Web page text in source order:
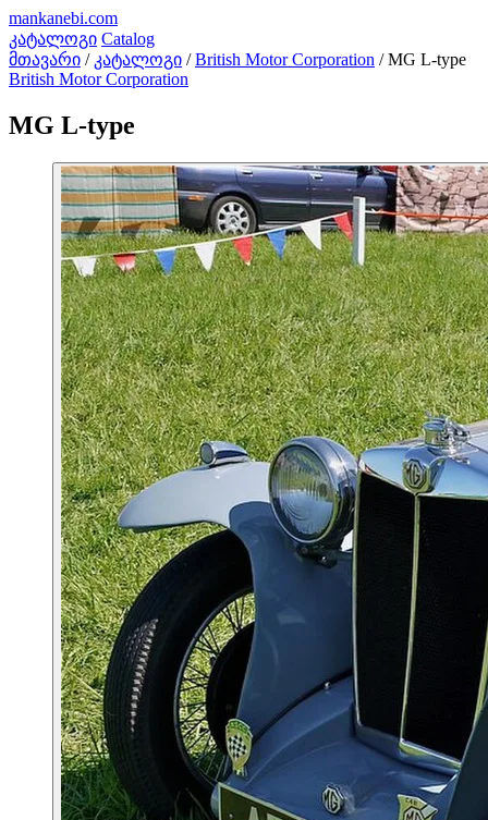
mankanebi.com
კატალოგი Catalog
მთავარი / კატალოგი / British Motor Corporation / MG L-type
British Motor Corporation
MG L-type